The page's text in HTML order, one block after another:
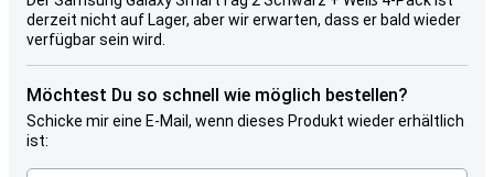
derzeit nicht auf Lager, aber wir erwarten, dass er bald wieder
verfügbar sein wird.
Möchtest Du so schnell wie möglich bestellen?
Schicke mir eine E-Mail, wenn dieses Produkt wieder erhältlich
ist: